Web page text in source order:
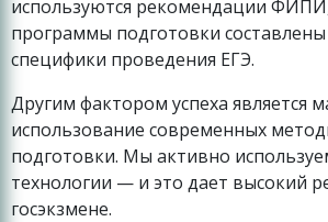
используются рекомендации
программы подготовки составлены
специфики проведения ЕГЭ.
Другим фактором успеха является
использование современных
подготовки. Мы активно
технологии — и это дает высокий
госэкзмене.